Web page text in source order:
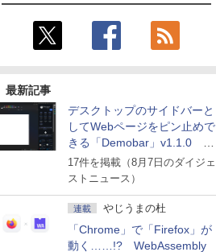
最新記事
デスクトップのサイドバーと
してWebページをピン止めで
きる「Demobar」v1.1.0 ほ
か
17件を掲載（8月7日のダイジェ
ストニュース）
連載 やじうまの杜
「Chrome」で「Firefox」が
動く……!? WebAssembly